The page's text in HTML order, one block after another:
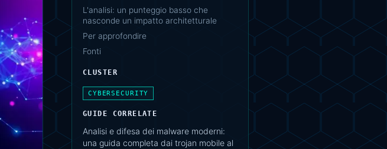
L'analisi: un punteggio basso che
nasconde un impatto architetturale
Per approfondire
Fonti
CLUSTER
CYBERSECURITY
GUIDE CORRELATE
Analisi e difesa dei malware moderni:
una guida completa dai trojan mobile al